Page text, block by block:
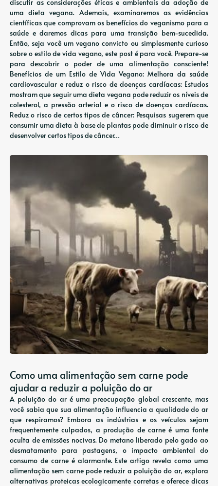
discutir as considerações éticas e ambientais da adoção de
uma dieta vegana. Ademais, examinaremos as evidências
científicas que comprovam os benefícios do veganismo para a
saúde e daremos dicas para uma transição bem-sucedida.
Então, seja você um vegano convicto ou simplesmente curioso
sobre o estilo de vida vegano, este post é para você. Prepare-se
para descobrir o poder de uma alimentação consciente!
Benefícios de um Estilo de Vida Vegano: Melhora da saúde
cardiovascular e reduz o risco de doenças cardíacas: Estudos
mostram que seguir uma dieta vegana pode reduzir os níveis de
colesterol, a pressão arterial e o risco de doenças cardíacas.
Reduz o risco de certos tipos de câncer: Pesquisas sugerem que
consumir uma dieta à base de plantas pode diminuir o risco de
desenvolver certos tipos de câncer…
Como uma alimentação sem carne pode
ajudar a reduzir a poluição do ar
A poluição do ar é uma preocupação global crescente, mas
você sabia que sua alimentação influencia a qualidade do ar
que respiramos? Embora as indústrias e os veículos sejam
frequentemente culpados, a produção de carne é uma fonte
oculta de emissões nocivas. Do metano liberado pelo gado ao
desmatamento para pastagens, o impacto ambiental do
consumo de carne é alarmante. Este artigo revela como uma
alimentação sem carne pode reduzir a poluição do ar, explora
alternativas proteicas ecologicamente corretas e oferece dicas